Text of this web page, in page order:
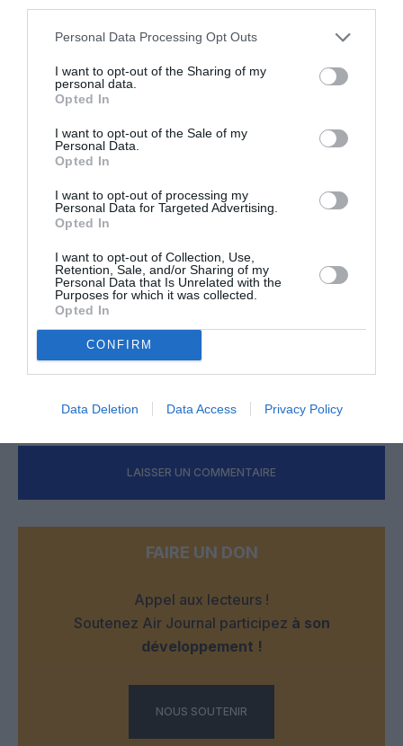
Personal Data Processing Opt Outs
I want to opt-out of the Sharing of my
personal data.
Opted In
I want to opt-out of the Sale of my
Personal Data.
Opted In
I want to opt-out of processing my
Personal Data for Targeted Advertising.
Opted In
I want to opt-out of Collection, Use,
Retention, Sale, and/or Sharing of my
Personal Data that Is Unrelated with the
Purposes for which it was collected.
Opted In
CONFIRM
Data Deletion Data Access Privacy Policy
COMMENTAIRE(S)
Private equitya commenté :
9 juillet 2020 - 10 h 31 min
L’été c’est maintenant .
Les frontières sont toujours fermées, et rien ne laisse
présager une réouverture avant l automne …..
RÉPONDRE
Antonina commenté :
9 juillet 2020 - 16 h 11 min
Méfiance avec Etihad, vols programmés dans aucune
certitude que les frontières seront ouvertes aux visiteurs,
beaucoup de problêmes avec eux en Thailande à ce propos !
L’argent rentre c’est l’essentiel…QR, KLM et LH ne pratiquent
LAISSER UN COMMENTAIRE
FAIRE UN DON
Appel aux lecteurs !
Soutenez Air Journal participez à son
développement !
NOUS SOUTENIR